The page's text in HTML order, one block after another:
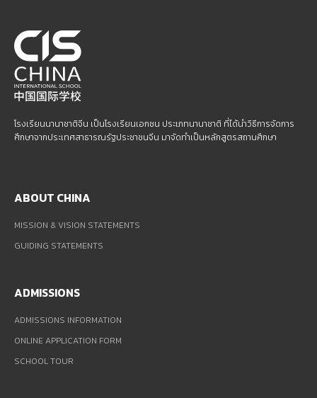
โรงเรียนนานาชาติจีน เป็นโรงเรียนเอกชน ประเภทนานาชาติ ที่ได้นำวิธีการจัดการ
ศึกษาจากประเทศสาธารณรัฐประชาชนจีน มาจัดทำเป็นหลักสูตรสถานศึกษา
ABOUT CHINA
MISSION & VISION STATEMENTS
GUIDING STATEMENTS
ADMISSIONS
ADMISSIONS INFORMATION
ONLINE APPLICATION FORM
SCHOOL TOUR